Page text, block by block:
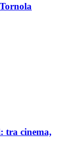
tra cinema,